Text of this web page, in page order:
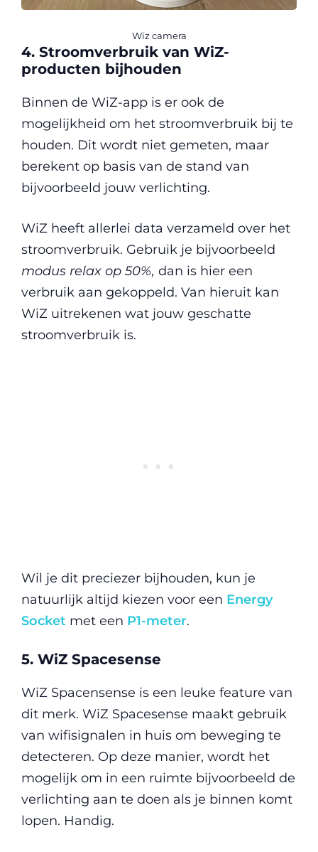
Wiz camera
4. Stroomverbruik van WiZ-
producten bijhouden
Binnen de WiZ-app is er ook de
mogelijkheid om het stroomverbruik bij te
houden. Dit wordt niet gemeten, maar
berekent op basis van de stand van
bijvoorbeeld jouw verlichting.
WiZ heeft allerlei data verzameld over het
stroomverbruik. Gebruik je bijvoorbeeld
modus relax op 50%, dan is hier een
verbruik aan gekoppeld. Van hieruit kan
WiZ uitrekenen wat jouw geschatte
stroomverbruik is.
Wil je dit preciezer bijhouden, kun je
natuurlijk altijd kiezen voor een Energy
Socket met een P1-meter.
5. WiZ Spacesense
WiZ Spacensense is een leuke feature van
dit merk. WiZ Spacesense maakt gebruik
van wifisignalen in huis om beweging te
detecteren. Op deze manier, wordt het
mogelijk om in een ruimte bijvoorbeeld de
verlichting aan te doen als je binnen komt
lopen. Handig.